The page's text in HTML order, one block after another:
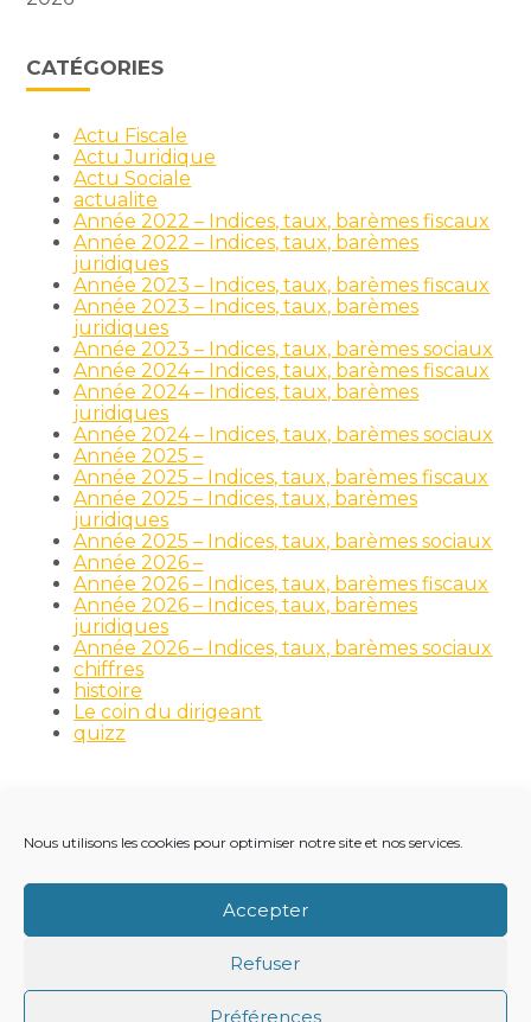
Nous utilisons les cookies pour optimiser notre site et nos services.
Accepter
Refuser
Préférences
CATÉGORIES
Actu Fiscale
Actu Juridique
Actu Sociale
actualite
Année 2022 – Indices, taux, barèmes fiscaux
Année 2022 – Indices, taux, barèmes
juridiques
Année 2023 – Indices, taux, barèmes fiscaux
Année 2023 – Indices, taux, barèmes
juridiques
Année 2023 – Indices, taux, barèmes sociaux
Année 2024 – Indices, taux, barèmes fiscaux
Année 2024 – Indices, taux, barèmes
juridiques
Année 2024 – Indices, taux, barèmes sociaux
Année 2025 –
Année 2025 – Indices, taux, barèmes fiscaux
Année 2025 – Indices, taux, barèmes
juridiques
Année 2025 – Indices, taux, barèmes sociaux
Année 2026 –
Année 2026 – Indices, taux, barèmes fiscaux
Année 2026 – Indices, taux, barèmes
juridiques
Année 2026 – Indices, taux, barèmes sociaux
chiffres
histoire
Le coin du dirigeant
quizz
Principale
RECRUTEMENT
NOTRE ACTUALITÉ
VIE DU CABINET
CONTACT
MENTIONS LÉGALES